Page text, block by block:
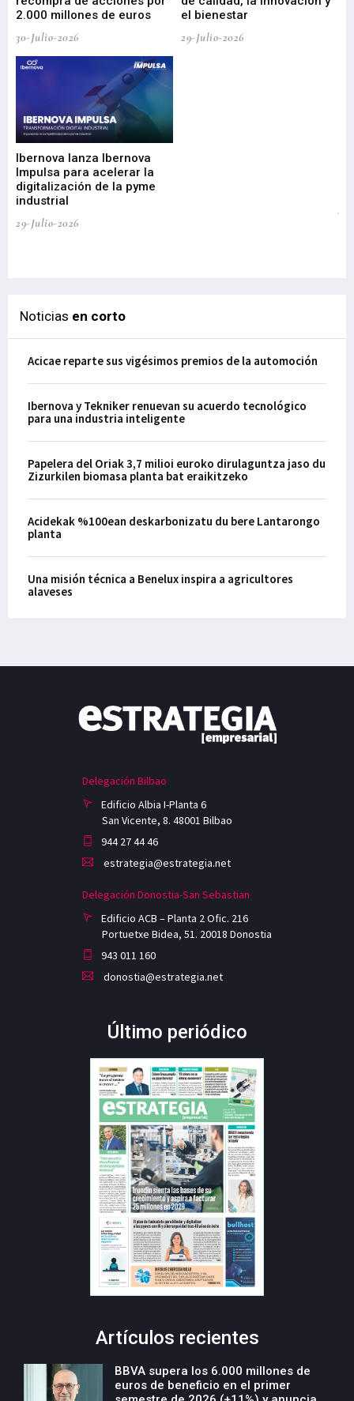
2.000 millones de euros
30-Julio-2026
el bienestar
29-Julio-2026
Ibernova lanza Ibernova
Impulsa para acelerar la
digitalización de la pyme
industrial
29-Julio-2026
Noticias en corto
Acicae reparte sus vigésimos premios de la automoción
Ibernova y Tekniker renuevan su acuerdo tecnológico
para una industria inteligente
Papelera del Oriak 3,7 milioi euroko dirulaguntza jaso du
Zizurkilen biomasa planta bat eraikitzeko
Acidekak %100ean deskarbonizatu du bere Lantarongo
planta
Una misión técnica a Benelux inspira a agricultores
alaveses
Delegación Bilbao
Edificio Albia I-Planta 6
San Vicente, 8. 48001 Bilbao
944 27 44 46
estrategia@estrategia.net
Delegación Donostia-San Sebastian
Edificio ACB – Planta 2 Ofic. 216
Portuetxe Bidea, 51. 20018 Donostia
943 011 160
donostia@estrategia.net
Último periódico
Artículos recientes
BBVA supera los 6.000 millones de
euros de beneficio en el primer